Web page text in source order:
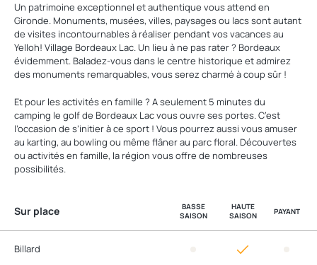
Un patrimoine exceptionnel et authentique vous attend en
Gironde. Monuments, musées, villes, paysages ou lacs sont autant
de visites incontournables à réaliser pendant vos vacances au
Yelloh! Village Bordeaux Lac. Un lieu à ne pas rater ? Bordeaux
évidemment. Baladez-vous dans le centre historique et admirez
des monuments remarquables, vous serez charmé à coup sûr !
Et pour les activités en famille ? A seulement 5 minutes du
camping le golf de Bordeaux Lac vous ouvre ses portes. C’est
l’occasion de s’initier à ce sport ! Vous pourrez aussi vous amuser
au karting, au bowling ou même flâner au parc floral. Découvertes
ou activités en famille, la région vous offre de nombreuses
possibilités.
Sur place
BASSE
SAISON
HAUTE
SAISON
PAYANT
Billard